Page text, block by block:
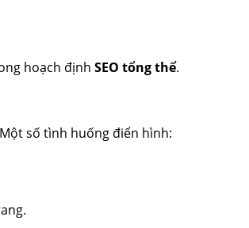
hoạch định SEO tổng thể.
số tình huống điển hình: